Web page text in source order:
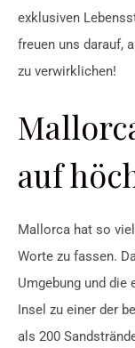
exklusiven
freuen uns darauf,
zu verwirklichen!
auf
Mallorca hat so
Worte zu fassen.
Umgebung und
Insel zu einer der
als 200